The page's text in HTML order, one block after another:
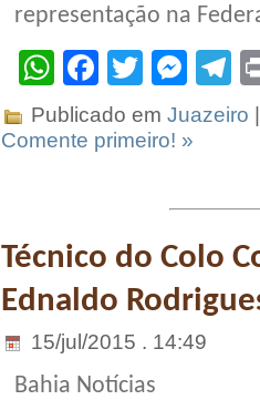
representação na
WhatsApp
Facebook
Twitter
Publicado em Juazeiro
Comente primeiro! »
Técnico do Colo
Ednaldo
15/jul/2015 . 14:49
Bahia Notícias